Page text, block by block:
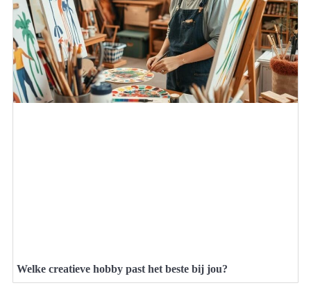
Welke creatieve hobby past het beste bij jou?